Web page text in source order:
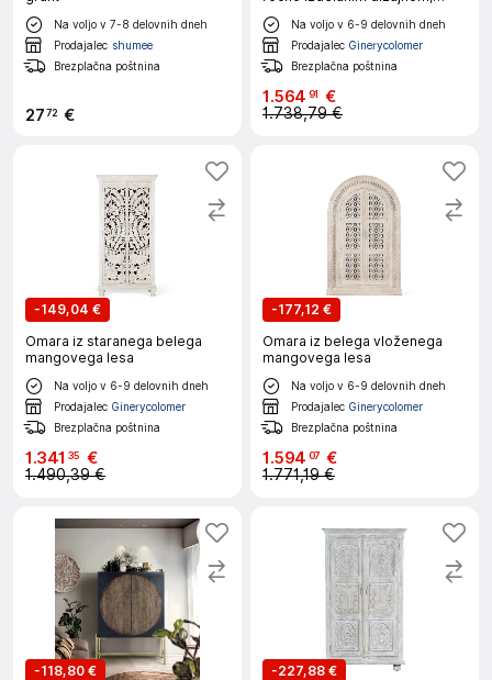
Na voljo v 7-8 delovnih dneh
Prodajalec shumee
Brezplačna poštnina
2772 €
visoka 2 m
Na voljo v 6-9 delovnih dneh
Prodajalec Ginerycolomer
Brezplačna poštnina
1.564 91 €
1.738,79 €
-149,04 €
Omara iz staranega belega
mangovega lesa
Na voljo v 6-9 delovnih dneh
Prodajalec Ginerycolomer
Brezplačna poštnina
1.341 35 €
1.490,39 €
-177,12 €
Omara iz belega vloženega
mangovega lesa
Na voljo v 6-9 delovnih dneh
Prodajalec Ginerycolomer
Brezplačna poštnina
1.594 07 €
1.771,19 €
-118,80 €
-227,88 €